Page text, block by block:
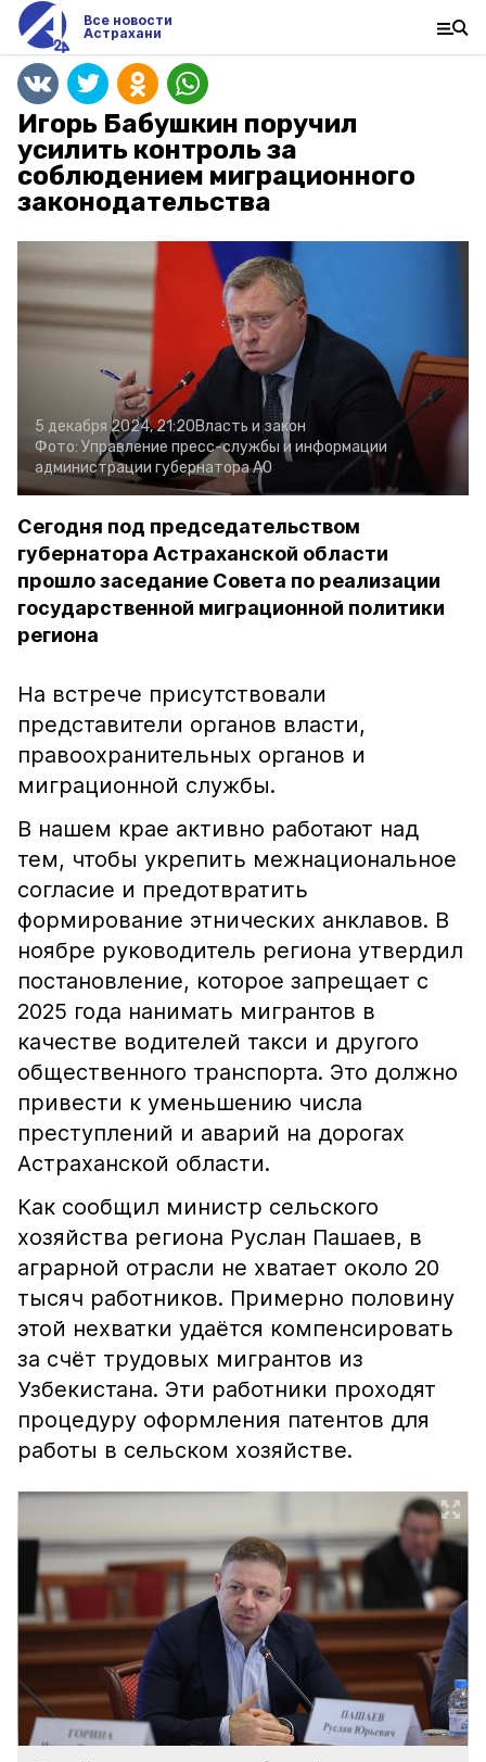
Все новости
Астрахани
Игорь Бабушкин поручил
усилить контроль за
соблюдением миграционного
законодательства
5 декабря 2024, 21:20Власть и закон
Фото: Управление пресс-службы и информации
администрации губернатора АО
Сегодня под председательством
губернатора Астраханской области
прошло заседание Совета по реализации
государственной миграционной политики
региона
На встрече присутствовали
представители органов власти,
правоохранительных органов и
миграционной службы.
В нашем крае активно работают над
тем, чтобы укрепить межнациональное
согласие и предотвратить
формирование этнических анклавов. В
ноябре руководитель региона утвердил
постановление, которое запрещает с
2025 года нанимать мигрантов в
качестве водителей такси и другого
общественного транспорта. Это должно
привести к уменьшению числа
преступлений и аварий на дорогах
Астраханской области.
Как сообщил министр сельского
хозяйства региона Руслан Пашаев, в
аграрной отрасли не хватает около 20
тысяч работников. Примерно половину
этой нехватки удаётся компенсировать
за счёт трудовых мигрантов из
Узбекистана. Эти работники проходят
процедуру оформления патентов для
работы в сельском хозяйстве.